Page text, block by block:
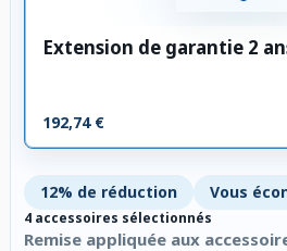
Extension de garantie 2
192,74 €
12% de réduction Vous
4 accessoires sélectionnés
Remise appliquée aux